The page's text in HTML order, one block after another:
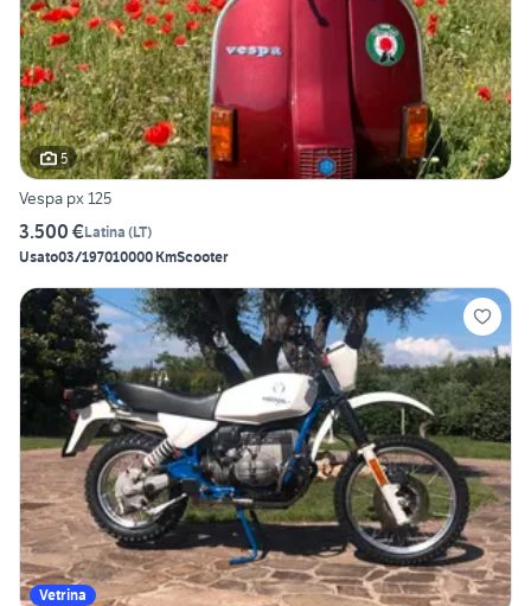
5
Vespa px 125
3.500 €Latina (LT)
Usato03/197010000 KmScooter
Vetrina